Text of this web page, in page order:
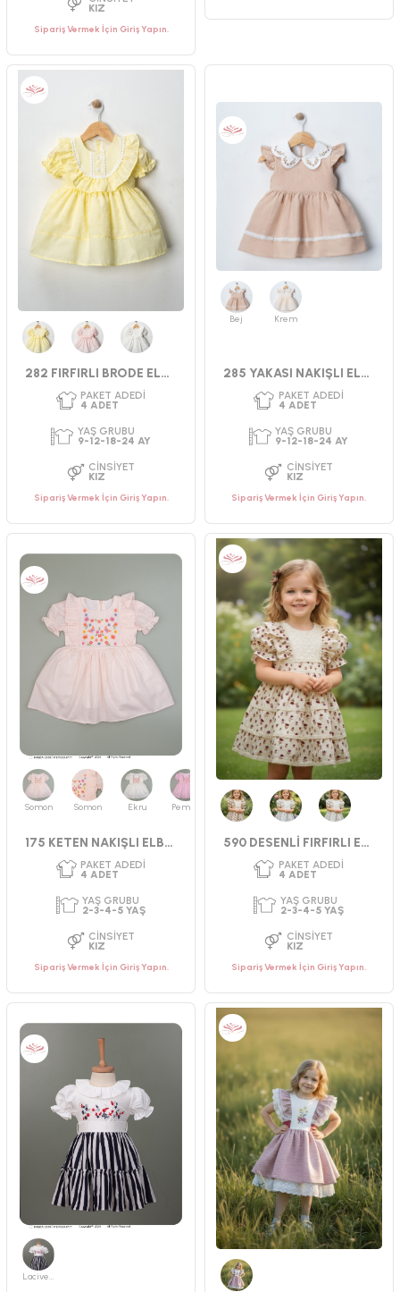
PAKET ADEDI
4ADET
YAŞ GRUBU
9-12-18-24 AY
CINSIYET
KIZ
Sipariş Vermek İçin Giriş Yapın.
YAŞ GRUBU
9-12-18-24 AY
CINSIYET
KIZ
282 FIRFIRLI BRODE ELBİSE 9-24 AY
PAKET ADEDI
4ADET
YAŞ GRUBU
9-12-18-24 AY
Sipariş Vermek İçin Giriş Yapın.
Bej Krem
285 YAKASI NAKIŞLI ELBİSE 9-24 AY
PAKET ADEDI
4ADET
YAŞ GRUBU
9-12-18-24 AY
CINSIYET
KIZ
Sipariş Vermek İçin Giriş Yapın.
Somon Somon Ekru Pembe
175 KETEN NAKIŞLI ELBISE
PAKET ADEDI
4ADET
YAŞ GRUBU
2-3-4-5 YAŞ
Sipariş Vermek İçin Giriş Yapın.
590 DESENLİ FIRFIRLI ELBİSE
PAKET ADEDI
4ADET
YAŞ GRUBU
2-3-4-5 YAŞ
CINSIYET
Sipariş Vermek İçin Giriş Yapın.